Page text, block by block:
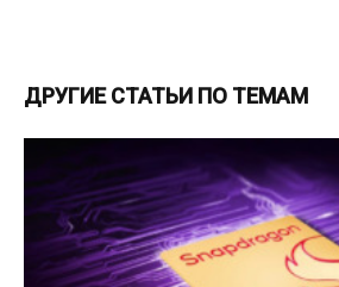
ДРУГИЕ СТАТЬИ ПО ТЕМАМ